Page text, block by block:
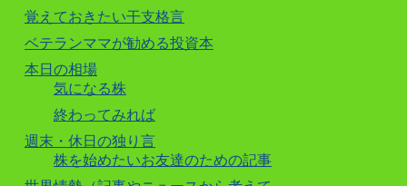
覚えておきたい干支格言
ベテランママが勧める投資本
本日の相場
気になる株
終わってみれば
週末・休日の独り言
株を始めたいお友達のための記事